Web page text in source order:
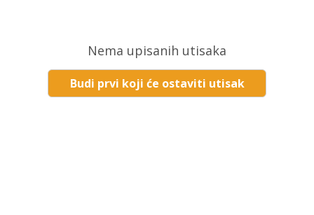
Nema upisanih utisaka
Budi prvi koji će ostaviti utisak